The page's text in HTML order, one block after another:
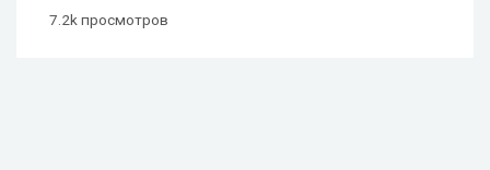
7.2k просмотров